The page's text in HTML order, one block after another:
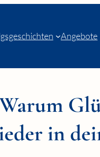
Angebote
in